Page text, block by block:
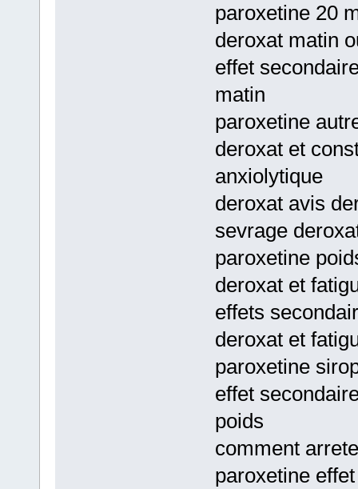
paroxetine 20
deroxat matin
effet
matin
paroxetine
deroxat et
anxiolytique
deroxat avis
sevrage
paroxetine
deroxat et
effets
deroxat et
paroxetine
effet
poids
comment
paroxetine